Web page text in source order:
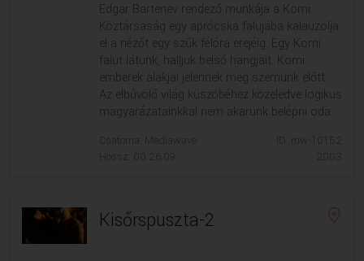
Edgar Bartenev rendező munkája a Komi
Köztársaság egy aprócska falujába kalauzolja
el a nézőt egy szűk félóra erejéig. Egy Komi
falut látunk, halljuk belső hangjait. Komi
emberek alakjai jelennek meg szemünk előtt.
Az elbűvölő világ küszöbéhez közeledve logikus
magyarázatainkkal nem akarunk belépni oda.
Csatorna: Mediawave
Hossz: 00:26:09
Kisőrspuszta-2